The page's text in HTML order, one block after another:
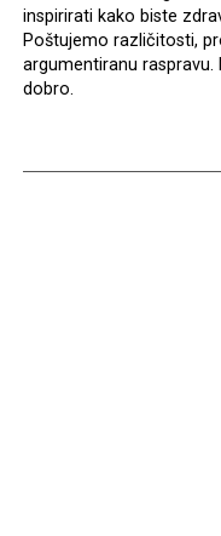
inspirirati kako biste
Poštujemo različitosti,
argumentiranu
dobro.